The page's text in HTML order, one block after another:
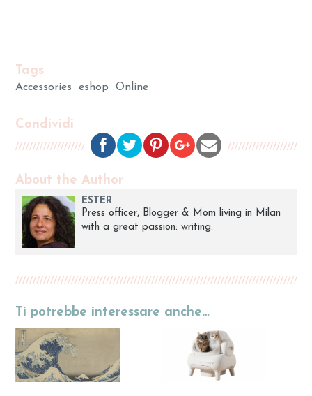
Tags
Accessories eshop Online
Condividi
About the Author
ESTER
Press officer, Blogger & Mom living in Milan
with a great passion: writing.
Ti potrebbe interessare anche…